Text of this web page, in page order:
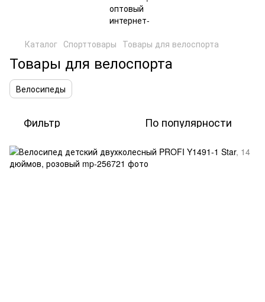
Каталог Спорттовары Товары для велоспорта
Товары для велоспорта
Велосипеды
Фильтр По популярности